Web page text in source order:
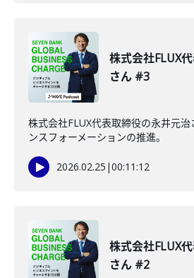
株式会社FLUX
さん #3
株式会社FLUX代表取締役の永井元
ンスフォーメーションの推進。
2026.02.25 |00:11:12
株式会社FLUX
さん #2